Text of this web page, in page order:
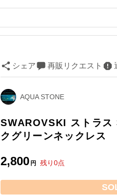
シェア 再販リクエスト
AQUA STONE
SWAROVSKI ストラス
クグリーンネックレス
2,800 円 残り0点